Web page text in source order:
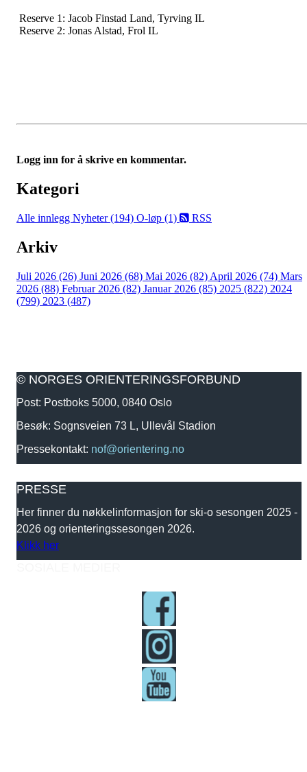
Reserve 1: Jacob Finstad Land, Tyrving IL
Reserve 2: Jonas Alstad, Frol IL
Logg inn for å skrive en kommentar.
Kategori
Alle innlegg Nyheter (194) O-løp (1) RSS
Arkiv
Juli 2026 (26) Juni 2026 (68) Mai 2026 (82) April 2026 (74) Mars
2026 (88) Februar 2026 (82) Januar 2026 (85) 2025 (822) 2024
(799) 2023 (487)
© NORGES ORIENTERINGSFORBUND
Post: Postboks 5000, 0840 Oslo
Besøk: Sognsveien 73 L, Ullevål Stadion
Pressekontakt: nof@orientering.no
PRESSE
Her finner du nøkkelinformasjon for ski-o sesongen 2025 -
2026 og orienteringssesongen 2026.
Klikk her